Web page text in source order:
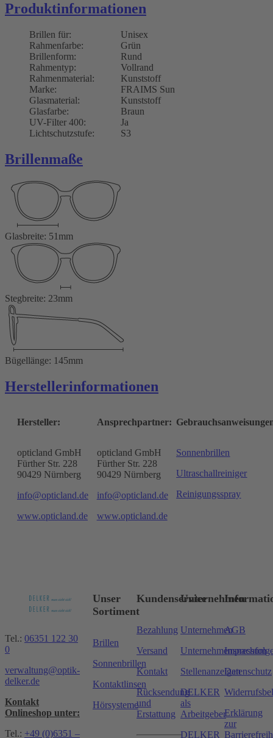
Produktinformationen
Brillen für:
Unisex
Rahmenfarbe:
Grün
Brillenform:
Rund
Rahmentyp:
Vollrand
Rahmenmaterial:
Kunststoff
Marke:
FRAIMS Sun
Glasmaterial:
Kunststoff
Glasfarbe:
Braun
UV-Filter 400:
Ja
Lichtschutzstufe:
S3
Brillenmaße
Glasbreite: 51mm
Stegbreite: 23mm
Bügellänge: 145mm
Herstellerinformationen
Hersteller:
opticland GmbH
Fürther Str. 228
90429 Nürnberg
info@opticland.de
www.opticland.de
Ansprechpartner:
opticland GmbH
Fürther Str. 228
90429 Nürnberg
info@opticland.de
www.opticland.de
Sonnenbrillen
Ultraschallreiniger
Reinigungsspray
Tel.: 06351 122 30
0
verwaltung@optik-
delker.de
Kontakt
Onlineshop unter:
Tel.: +49 (0)6351 –
Unser
Sortiment
Brillen
Sonnenbrillen
Kontaktlinsen
Hörsysteme
Kundenservice
Bezahlung
Versand
Kontakt
Rücksendung
und
Erstattung
Unternehmen
Unternehmen
Stellenanzeigen
DELKER
als
Arbeitgeber
DELKER
AGB
Impressum
Datenschutz
Erklärung
zur